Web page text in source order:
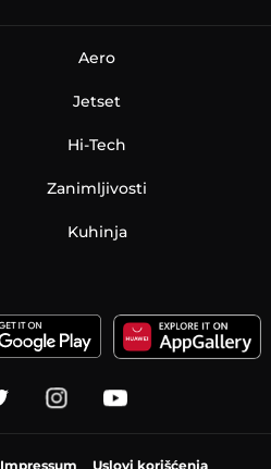
Aero
Jetset
Hi-Tech
Zanimljivosti
Kuhinja
Impressum Uslovi korišćenja